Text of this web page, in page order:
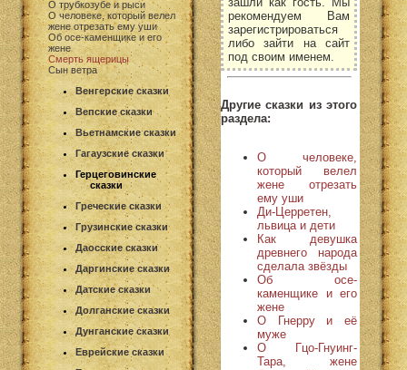
О трубкозубе и рыси
О человеке, который велел
жене отрезать ему уши
Об осе-каменщике и его
жене
Смерть ящерицы
Сын ветра
Венгерские сказки
Вепские сказки
Вьетнамские сказки
Гагаузские сказки
Герцеговинские
сказки
Греческие сказки
Грузинские сказки
Даосские сказки
Даргинские сказки
Датские сказки
Долганские сказки
Дунганские сказки
Еврейские сказки
рекомендуем Вам
зарегистрироваться
либо зайти на сайт
под своим именем.
Другие сказки из этого
раздела:
О человеке,
который велел
жене отрезать
ему уши
Ди-Церретен,
львица и дети
Как девушка
древнего народа
сделала звёзды
Об осе-
каменщике и его
жене
О Гнерру и её
муже
О Гцо-Гнуинг-
Тара, жене